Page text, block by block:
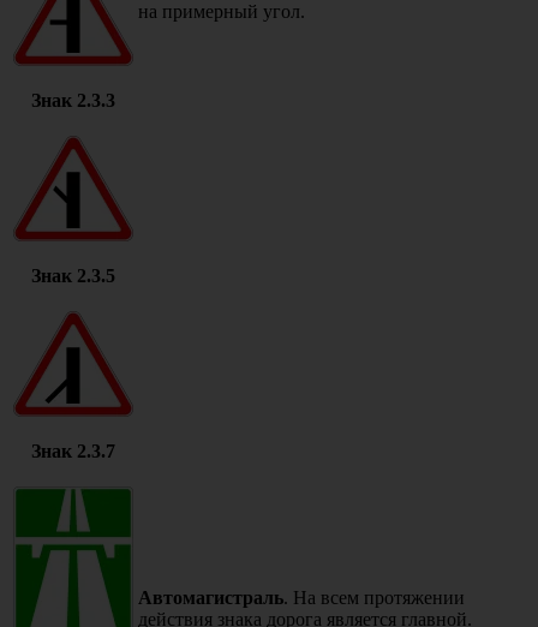
на примерный угол.
Знак 2.3.3
Знак 2.3.5
Знак 2.3.7
Автомагистраль. На всем протяжении
действия знака дорога является главной.